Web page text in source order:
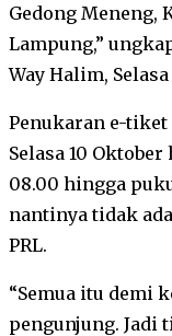
Gedong Meneng,
Lampung,”
Way Halim,
Penukaran e-
Selasa 10
08.00 hingga
nantinya tidak
PRL.
“Semua itu demi
pengunjung. Jadi